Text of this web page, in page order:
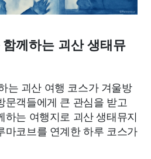
께하는 괴산 생태뮤
는 괴산 여행 코스가 겨울방
문객들에게 큰 관심을 받고
하는 여행지로 괴산 생태뮤지
마코브를 연계한 하루 코스가